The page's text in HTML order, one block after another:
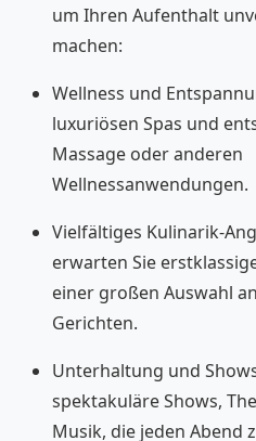
um Ihren Aufenthalt
machen:
Wellness und
luxuriösen Spas und
Massage oder anderen
Wellnessanwendungen.
Vielfältiges Kulinarik-
erwarten Sie
einer großen Auswahl
Gerichten.
Unterhaltung und
spektakuläre Shows,
Musik, die jeden Abend